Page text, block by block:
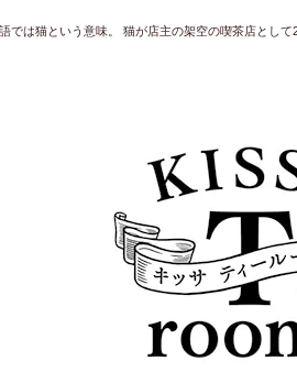
では猫という意味。 猫が店主の架空の喫茶店とし